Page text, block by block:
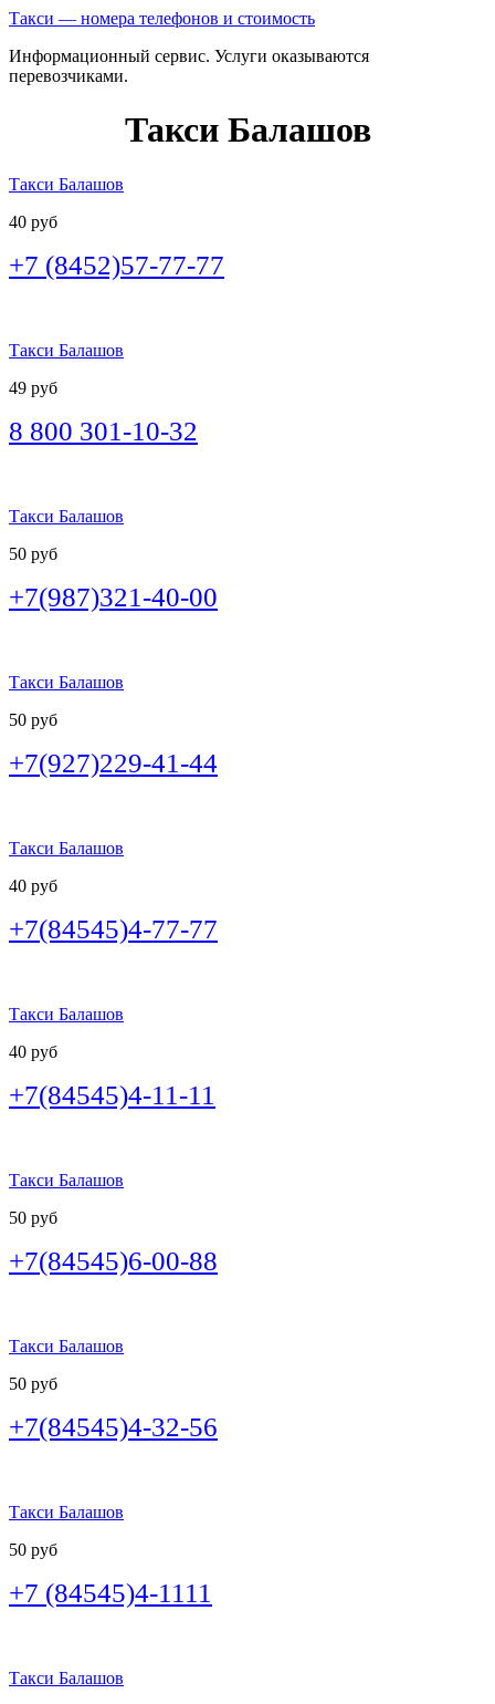
Такси — номера телефонов и стоимость
Информационный сервис. Услуги оказываются
перевозчиками.
Такси Балашов
Такси Балашов
40 руб
+7 (8452)57-77-77
Такси Балашов
49 руб
8 800 301-10-32
Такси Балашов
50 руб
+7(987)321-40-00
Такси Балашов
50 руб
+7(927)229-41-44
Такси Балашов
40 руб
+7(84545)4-77-77
Такси Балашов
40 руб
+7(84545)4-11-11
Такси Балашов
50 руб
+7(84545)6-00-88
Такси Балашов
50 руб
+7(84545)4-32-56
Такси Балашов
50 руб
+7 (84545)4-1111
Такси Балашов